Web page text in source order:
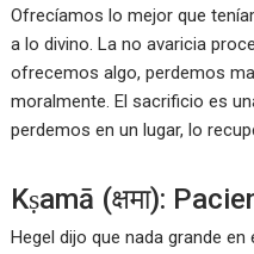
Ofrecíamos lo mejor que
a lo divino. La no avaricia
ofrecemos algo, perdemos
moralmente. El sacrificio es
perdemos en un lugar, lo
Kṣamā (क्षमा):
Hegel dijo que nada grande